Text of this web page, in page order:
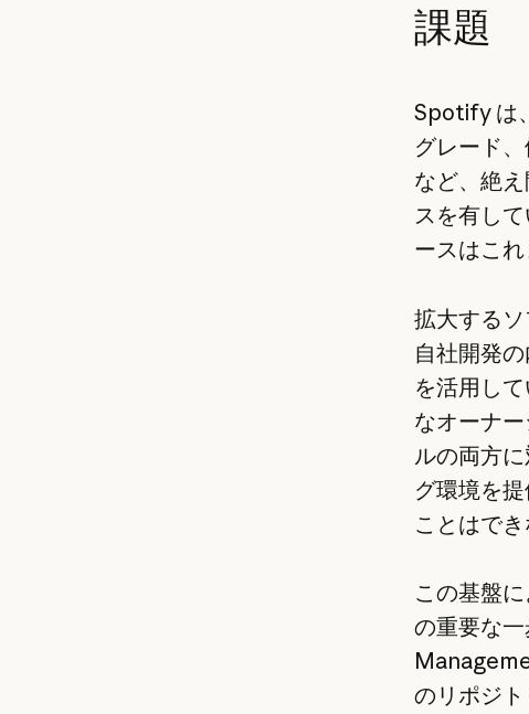
課題
Spotify は
グレード
など、絶
スを有し
ースはこれ
拡大する
自社開発
を活用し
なオーナ
ルの両方
グ環境を
ことはでき
この基盤
の重要な
のリポジ